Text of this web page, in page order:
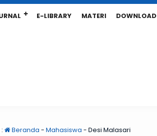
E-LIBRARY MATERI DOWNLOAD
Beranda - Mahasiswa - Desi Malasari